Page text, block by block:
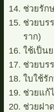
ช่วยรัก
ช่วยบร
ราก)
ใช้เป็น
ช่วยบร
ใบใช้รั
ช่วยแก้
ช่วยฝา